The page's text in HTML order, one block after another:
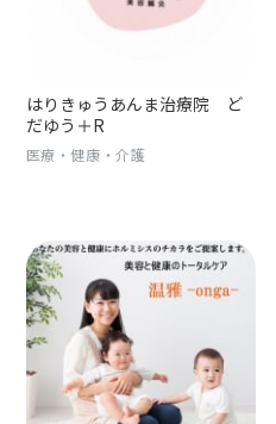
はりきゅうあんま治療院 ど
だゆう＋R
医療・健康・介護